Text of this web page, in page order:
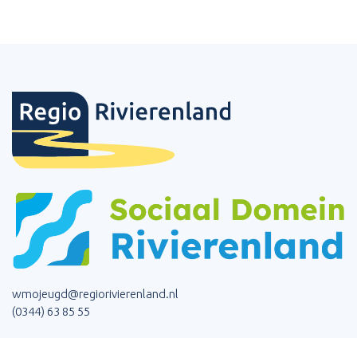
wmojeugd@regiorivierenland.nl
(0344) 63 85 55